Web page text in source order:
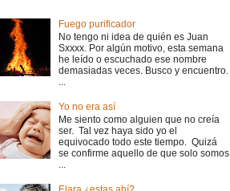
Fuego purificador
No tengo ni idea de quién es Juan
Sxxxx. Por algún motivo, esta semana
he leído o escuchado ese nombre
demasiadas veces. Busco y encuentro.
...
Yo no era así
Me siento como alguien que no creía
ser. Tal vez haya sido yo el
equivocado todo este tiempo. Quizá
se confirme aquello de que solo somos
...